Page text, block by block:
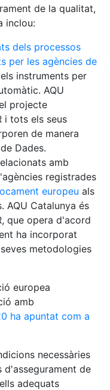
de la qualitat,
inclou:
dels processos
per les agències de
instruments per
AQU
projecte
i tots els seus
de manera
Dades.
amb
registrades
europeu als
AQU Catalunya és
que opera d'acord
ha incorporat
metodologies
europea
amb
ha apuntat com a
necessàries
d'assegurament de
adequats